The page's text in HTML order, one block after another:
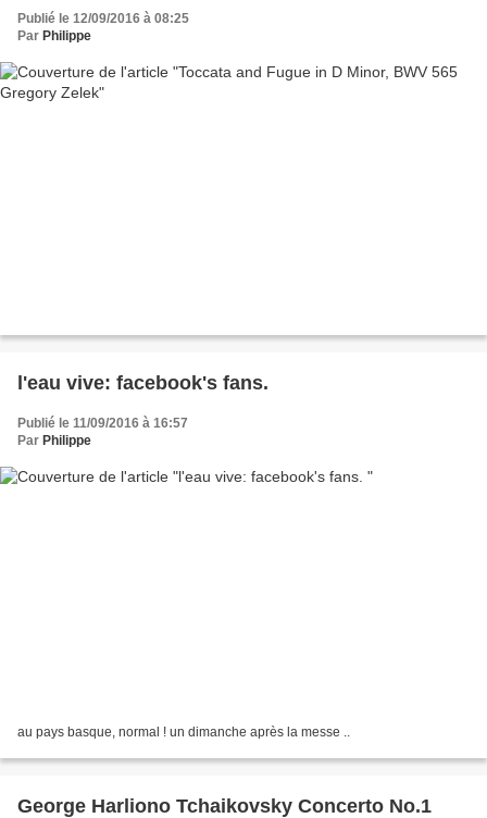
Publié le 12/09/2016 à 08:25
Par Philippe
l'eau vive: facebook's fans.
Publié le 11/09/2016 à 16:57
Par Philippe
au pays basque, normal ! un dimanche après la messe ..
George Harliono Tchaikovsky Concerto No.1